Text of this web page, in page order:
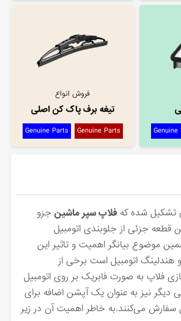
Genuine
فروش انواع
تیغه برف پاک کن اصلی
Genuine Parts
Genuine Parts
تشکیل شده کهفلاپ سپر ماشین جزو
قطعه جزئی از جلوبندی اتومبیل
موضوع بیانگر اهمیت و تاثیر این
هندلینگ اتومبیل است برخی از
فلاپ به صورت فابریک بر روی اتومبیل
نیز به عنوان یک آپشن اضافه برای
سفارش می‌کنند.به خاطر اهمیت آن در زیر